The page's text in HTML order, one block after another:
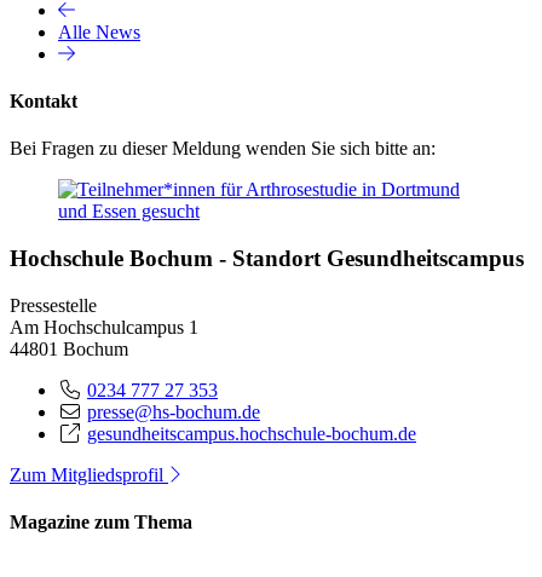
Alle News
Kontakt
Bei Fragen zu dieser Meldung wenden Sie sich bitte an:
Hochschule Bochum - Standort Gesundheitscampus
Pressestelle
Am Hochschulcampus 1
44801 Bochum
0234 777 27 353
presse@hs-bochum.de
gesundheitscampus.hochschule-bochum.de
Zum Mitgliedsprofil
Magazine zum Thema